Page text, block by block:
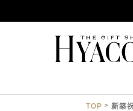
TOP 新築